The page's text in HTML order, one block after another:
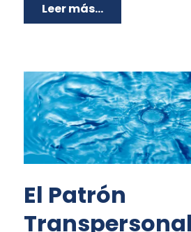
Leer más...
El Patrón